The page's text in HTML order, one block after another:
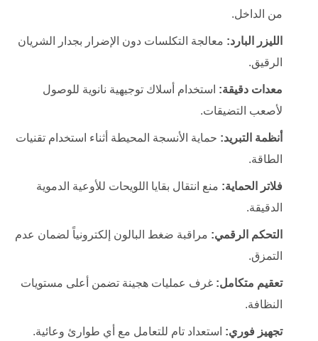
من الداخل.
الليزر البارد: معالجة التكلسات دون الإضرار بجدار الشريان
الرقيق.
معدات دقيقة: استخدام أسلاك توجيهية نانوية للوصول
لأصعب التضيقات.
أنظمة التبريد: حماية الأنسجة المحيطة أثناء استخدام تقنيات
الطاقة.
فلاتر الحماية: منع انتقال بقايا اللويحات للأوعية الدموية
الدقيقة.
التحكم الرقمي: مراقبة ضغط البالون إلكترونياً لضمان عدم
التمزق.
تعقيم متكامل: غرف عمليات هجينة تضمن أعلى مستويات
النظافة.
تجهيز فوري: استعداد تام للتعامل مع أي طوارئ وعائية.